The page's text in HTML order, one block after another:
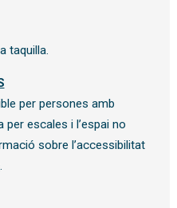
a taquilla.
per persones amb
escales i l’espai no
sobre l’accessibilitat
.